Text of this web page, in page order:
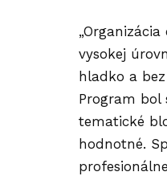
vysokej
hladko a
Program bol
tematické
hodnotné.